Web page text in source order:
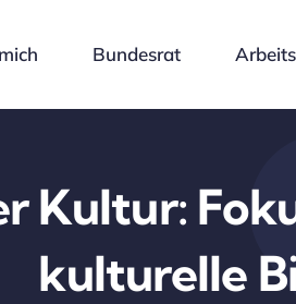
Bundesrat
Kultur:
kulturelle